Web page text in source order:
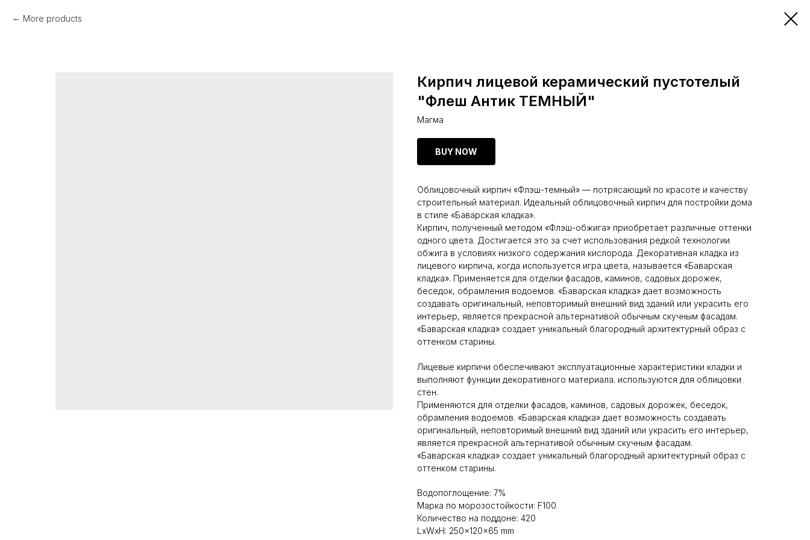
More products
Кирпич лицевой керамический пустотелый
"Флеш Антик ТЕМНЫЙ"
Магма
BUY NOW
Облицовочный кирпич «Флэш-темный» — потрясающий по красоте и качеству
строительный материал. Идеальный облицовочный кирпич для постройки дома
в стиле «Баварская кладка».
Кирпич, полученный методом «Флэш-обжига» приобретает различные оттенки
одного цвета. Достигается это за счет использования редкой технологии
обжига в условиях низкого содержания кислорода. Декоративная кладка из
лицевого кирпича, когда используется игра цвета, называется «Баварская
кладка». Применяется для отделки фасадов, каминов, садовых дорожек,
беседок, обрамления водоемов. «Баварская кладка» дает возможность
создавать оригинальный, неповторимый внешний вид зданий или украсить его
интерьер, является прекрасной альтернативой обычным скучным фасадам.
«Баварская кладка» создает уникальный благородный архитектурный образ с
оттенком старины.
Лицевые кирпичи обеспечивают эксплуатационные характеристики кладки и
выполняют функции декоративного материала. используются для облицовки
стен.
Применяются для отделки фасадов, каминов, садовых дорожек, беседок,
обрамления водоемов. «Баварская кладка» дает возможность создавать
оригинальный, неповторимый внешний вид зданий или украсить его интерьер,
является прекрасной альтернативой обычным скучным фасадам.
«Баварская кладка» создает уникальный благородный архитектурный образ с
оттенком старины.
Водопоглощение: 7%
Марка по морозостойкости: F100
Количество на поддоне: 420
LxWxH: 250x120x65 mm